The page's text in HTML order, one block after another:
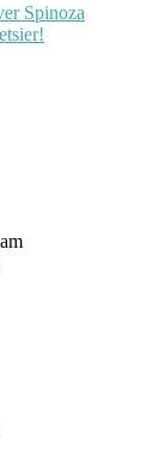
Spinoza